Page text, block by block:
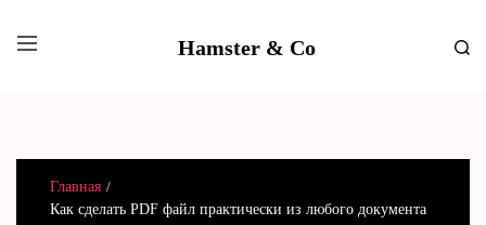
Hamster & Co
Главная
Как сделать PDF файл практически из любого документа